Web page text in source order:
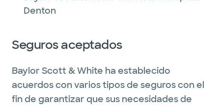
Denton
Seguros aceptados
Baylor Scott & White ha establecido
acuerdos con varios tipos de seguros con el
fin de garantizar que sus necesidades de